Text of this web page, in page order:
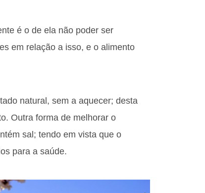
é o de ela não poder ser
em relação a isso, e o alimento
natural, sem a aquecer; desta
Outra forma de melhorar o
sal; tendo em vista que o
para a saúde.